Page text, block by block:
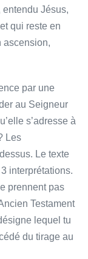
Jésus,
qui reste en
ascension,
par une
au Seigneur
s’adresse à
Les
Le texte
interprétations.
prennent pas
Testament
lequel tu
du tirage au